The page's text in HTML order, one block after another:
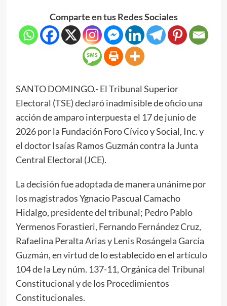
Comparte en tus Redes Sociales
SANTO DOMINGO.- El Tribunal Superior
Electoral (TSE) declaró inadmisible de oficio una
acción de amparo interpuesta el 17 de junio de
2026 por la Fundación Foro Cívico y Social, Inc. y
el doctor Isaías Ramos Guzmán contra la Junta
Central Electoral (JCE).
La decisión fue adoptada de manera unánime por
los magistrados Ygnacio Pascual Camacho
Hidalgo, presidente del tribunal; Pedro Pablo
Yermenos Forastieri, Fernando Fernández Cruz,
Rafaelina Peralta Arias y Lenis Rosángela García
Guzmán, en virtud de lo establecido en el artículo
104 de la Ley núm. 137-11, Orgánica del Tribunal
Constitucional y de los Procedimientos
Constitucionales.